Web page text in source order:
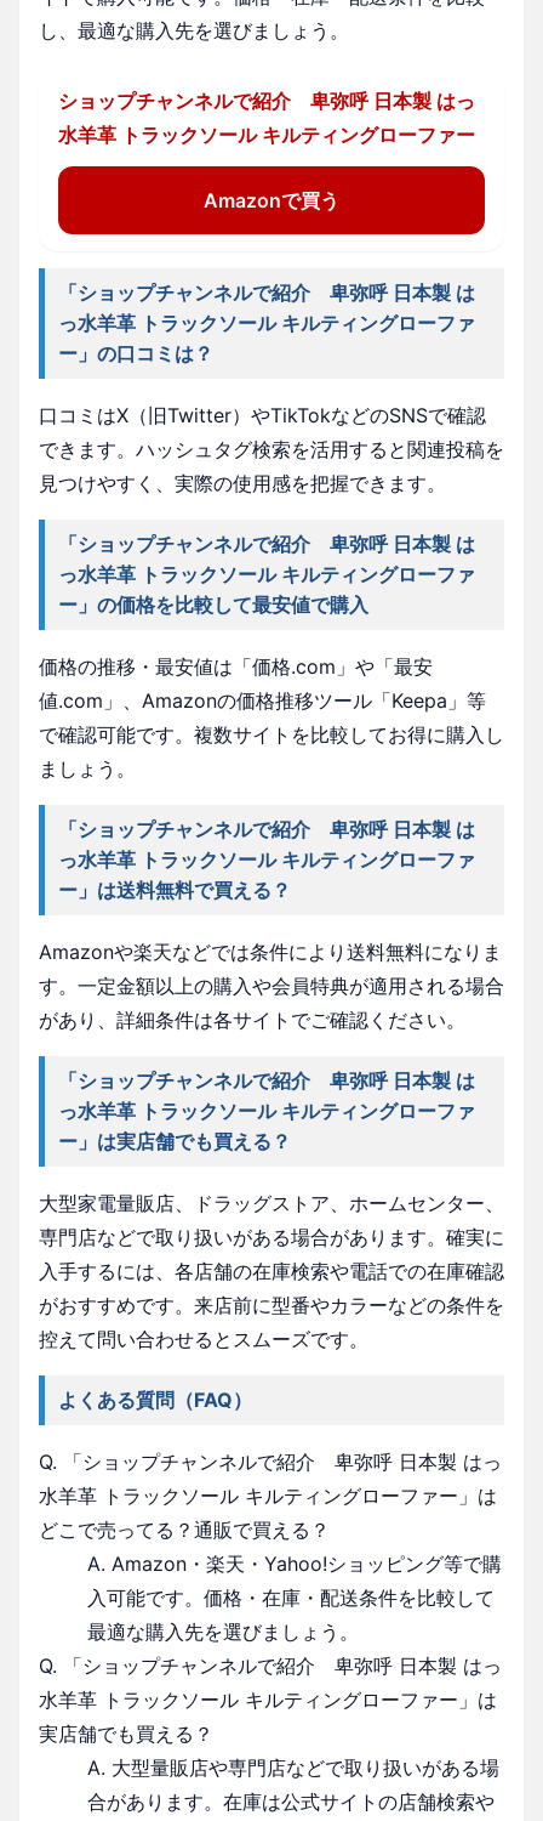
し、最適な購入先を選びましょう。
ショップチャンネルで紹介 卑弥呼 日本製 はっ
水羊革 トラックソール キルティングローファー
Amazonで買う
「ショップチャンネルで紹介 卑弥呼 日本製 は
っ水羊革 トラックソール キルティングローファ
ー」の口コミは？
口コミはX（旧Twitter）やTikTokなどのSNSで確認
できます。ハッシュタグ検索を活用すると関連投稿を
見つけやすく、実際の使用感を把握できます。
「ショップチャンネルで紹介 卑弥呼 日本製 は
っ水羊革 トラックソール キルティングローファ
ー」の価格を比較して最安値で購入
価格の推移・最安値は「価格.com」や「最安
値.com」、Amazonの価格推移ツール「Keepa」等
で確認可能です。複数サイトを比較してお得に購入し
ましょう。
「ショップチャンネルで紹介 卑弥呼 日本製 は
っ水羊革 トラックソール キルティングローファ
ー」は送料無料で買える？
Amazonや楽天などでは条件により送料無料になりま
す。一定金額以上の購入や会員特典が適用される場合
があり、詳細条件は各サイトでご確認ください。
「ショップチャンネルで紹介 卑弥呼 日本製 は
っ水羊革 トラックソール キルティングローファ
ー」は実店舗でも買える？
大型家電量販店、ドラッグストア、ホームセンター、
専門店などで取り扱いがある場合があります。確実に
入手するには、各店舗の在庫検索や電話での在庫確認
がおすすめです。来店前に型番やカラーなどの条件を
控えて問い合わせるとスムーズです。
よくある質問（FAQ）
Q. 「ショップチャンネルで紹介 卑弥呼 日本製 はっ
水羊革 トラックソール キルティングローファー」は
どこで売ってる？通販で買える？
A. Amazon・楽天・Yahoo!ショッピング等で購
入可能です。価格・在庫・配送条件を比較して
最適な購入先を選びましょう。
Q. 「ショップチャンネルで紹介 卑弥呼 日本製 はっ
水羊革 トラックソール キルティングローファー」は
実店舗でも買える？
A. 大型量販店や専門店などで取り扱いがある場
合があります。在庫は公式サイトの店舗検索や